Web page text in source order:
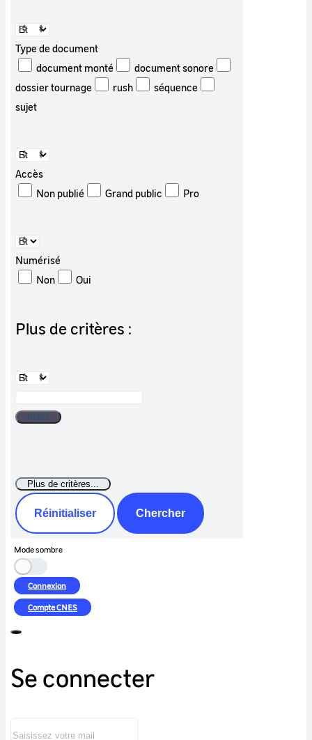
Type de document
document monté
document sonore
dossier tournage
rush
séquence
sujet
Accès
Non publié
Grand public Pro
Numérisé
Non
Oui
Plus de critères :
Réinitialiser Chercher
Mode sombre
Connexion
CompteCNES
Se connecter